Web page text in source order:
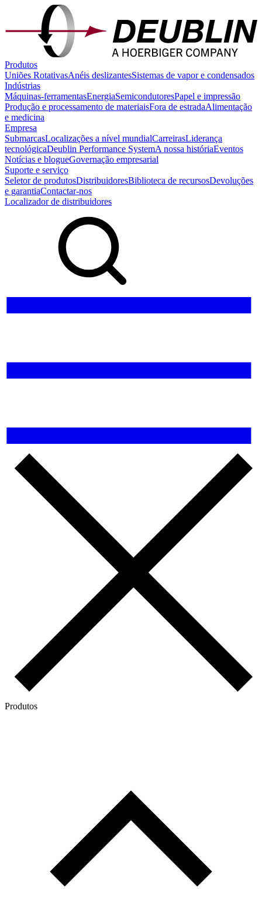
Produtos
Uniões RotativasAnéis deslizantesSistemas de vapor e condensados
Indústrias
Máquinas-ferramentasEnergiaSemicondutoresPapel e impressão
Produção e processamento de materiaisFora de estradaAlimentação
e medicina
Empresa
SubmarcasLocalizações a nível mundialCarreirasLiderança
tecnológicaDeublin Performance SystemA nossa históriaEventos
Notícias e blogueGovernação empresarial
Suporte e serviço
Seletor de produtosDistribuidoresBiblioteca de recursosDevoluções
e garantiaContactar-nos
Localizador de distribuidores
Produtos